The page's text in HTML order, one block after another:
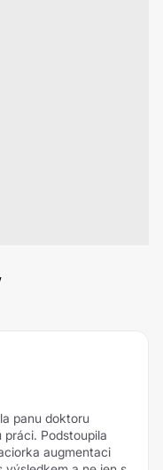
panu doktoru
Podstoupila
augmentaci